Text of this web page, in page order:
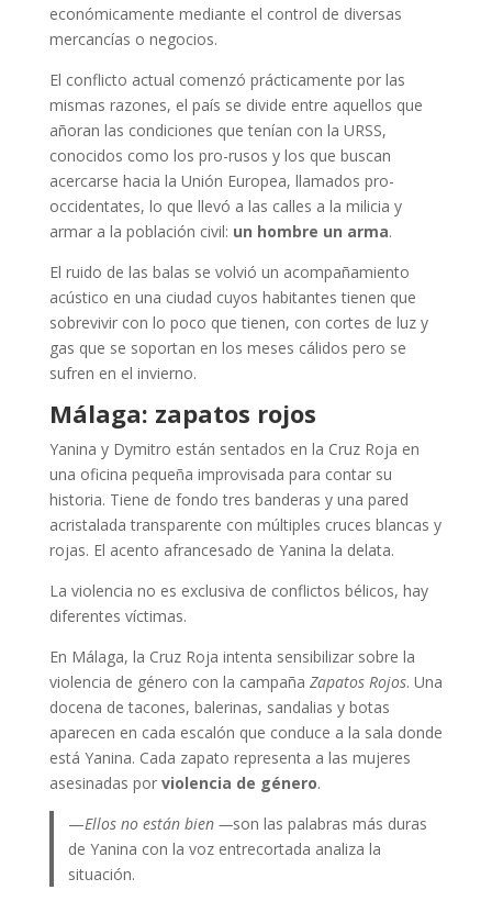
económicamente mediante el control de diversas
mercancías o negocios.
El conflicto actual comenzó prácticamente por las
mismas razones, el país se divide entre aquellos que
añoran las condiciones que tenían con la URSS,
conocidos como los pro-rusos y los que buscan
acercarse hacia la Unión Europea, llamados pro-
occidentates, lo que llevó a las calles a la milicia y
armar a la población civil: un hombre un arma.
El ruido de las balas se volvió un acompañamiento
acústico en una ciudad cuyos habitantes tienen que
sobrevivir con lo poco que tienen, con cortes de luz y
gas que se soportan en los meses cálidos pero se
sufren en el invierno.
Málaga: zapatos rojos
Yanina y Dymitro están sentados en la Cruz Roja en
una oficina pequeña improvisada para contar su
historia. Tiene de fondo tres banderas y una pared
acristalada transparente con múltiples cruces blancas y
rojas. El acento afrancesado de Yanina la delata.
La violencia no es exclusiva de conflictos bélicos, hay
diferentes víctimas.
En Málaga, la Cruz Roja intenta sensibilizar sobre la
violencia de género con la campaña Zapatos Rojos. Una
docena de tacones, balerinas, sandalias y botas
aparecen en cada escalón que conduce a la sala donde
está Yanina. Cada zapato representa a las mujeres
asesinadas porviolencia de género.
—Ellos no están bien —son las palabras más duras
de Yanina con la voz entrecortada analiza la
situación.